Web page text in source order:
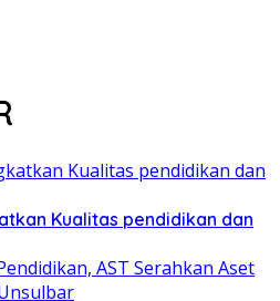
Kualitas pendidikan dan